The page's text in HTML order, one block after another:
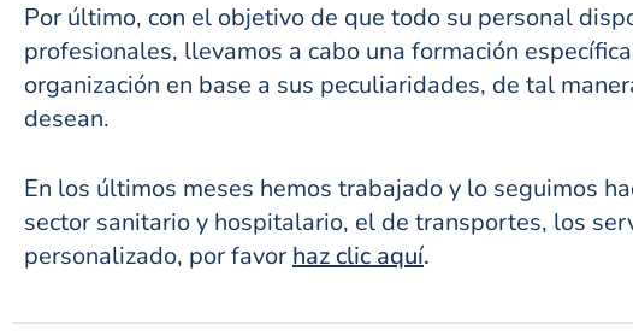
Por último, con el objetivo de que todo su personal
profesionales, llevamos a cabo una formación
organización en base a sus peculiaridades, de tal
desean.
En los últimos meses hemos trabajado y lo seguimos
sector sanitario y hospitalario, el de transportes, los
personalizado, por favor haz clic aquí.